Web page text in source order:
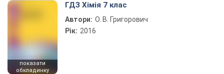
показати
обкладинку
ГДЗ Хімія 7 клас
Автори: О. В. Григорович
Рік: 2016